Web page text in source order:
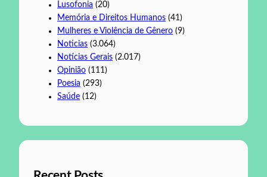
Lusofonia (20)
Memória e Direitos Humanos (41)
Mulheres e Violência de Gênero (9)
Noticias (3.064)
Notícias Gerais (2.017)
Opinião (111)
Poesia (293)
Saúde (12)